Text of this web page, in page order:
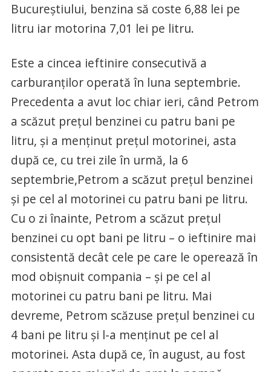
Bucureștiului, benzina să coste 6,88 lei pe
litru iar motorina 7,01 lei pe litru.
Este a cincea ieftinire consecutivă a
carburanților operată în luna septembrie.
Precedenta a avut loc chiar ieri, când Petrom
a scăzut prețul benzinei cu patru bani pe
litru, și a menținut prețul motorinei, asta
după ce, cu trei zile în urmă, la 6
septembrie,Petrom a scăzut prețul benzinei
și pe cel al motorinei cu patru bani pe litru.
Cu o zi înainte, Petrom a scăzut prețul
benzinei cu opt bani pe litru – o ieftinire mai
consistentă decât cele pe care le operează în
mod obișnuit compania – și pe cel al
motorinei cu patru bani pe litru. Mai
devreme, Petrom scăzuse prețul benzinei cu
4 bani pe litru și l-a menținut pe cel al
motorinei. Asta după ce, în august, au fost